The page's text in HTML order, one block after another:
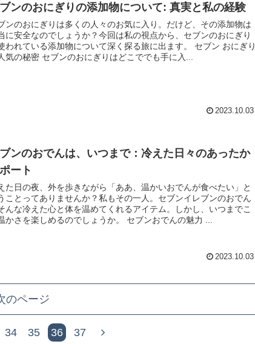
ンのおにぎりの添加物について: 真実と私の経験
ンのおにぎりは多くの人々のお気に入り。だけど、その添加物は
に安全なのでしょうか？今回は私の視点から、セブンのおにぎり
われている添加物について深く探る旅に出ます。 セブン おにぎり
気の秘密 セブンのおにぎりはどこででも手に入...
2023.10.03
ンのおでんは、いつまで：冷えた日々のあったか
ート
た日の夜、外を歩きながら「ああ、温かいおでんが食べたい」と
ことってありませんか？私もその一人。セブンイレブンのおでん
んな冷えた心と体を温めてくれるアイテム。しかし、いつまでこ
かさを楽しめるのでしょうか。 セブンおでんの魅力 ...
2023.10.03
のページ
34 35 36 37
次